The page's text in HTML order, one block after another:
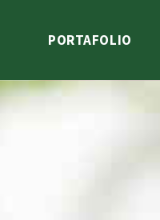
PORTAFOLIO